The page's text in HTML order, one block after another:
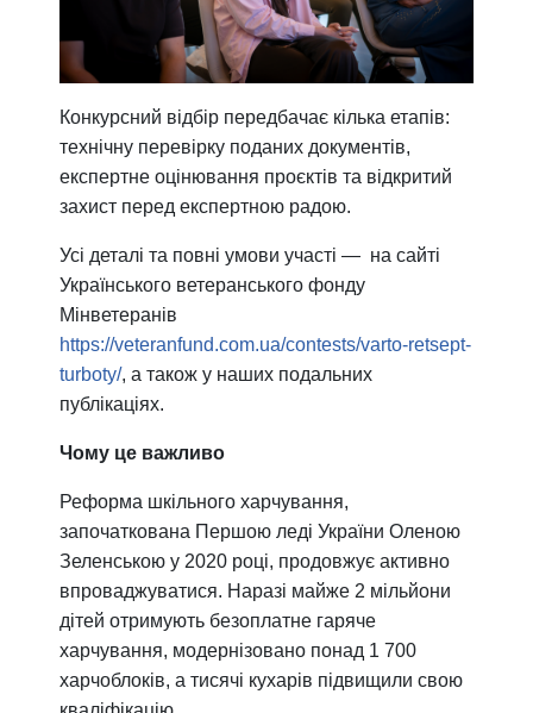
Конкурсний відбір передбачає кілька етапів:
технічну перевірку поданих документів,
експертне оцінювання проєктів та відкритий
захист перед експертною радою.
Усі деталі та повні умови участі — на сайті
Українського ветеранського фонду
Мінветеранів
https://veteranfund.com.ua/contests/varto-retsept-
turboty/, а також у наших подальних
публікаціях.
Чому це важливо
Реформа шкільного харчування,
започаткована Першою леді України Оленою
Зеленською у 2020 році, продовжує активно
впроваджуватися. Наразі майже 2 мільйони
дітей отримують безоплатне гаряче
харчування, модернізовано понад 1 700
харчоблоків, а тисячі кухарів підвищили свою